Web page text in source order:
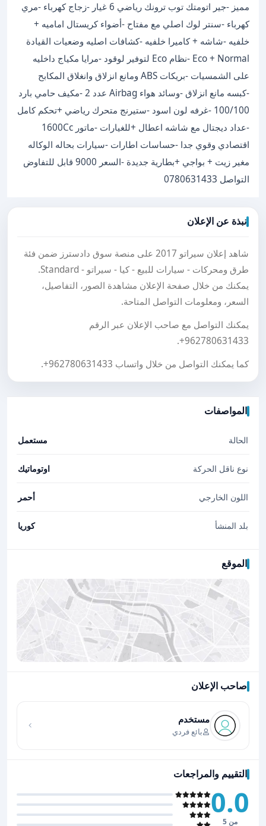
مميز -جير اتومتك توب ترونك رياضي 6 غيار -زجاج كهرباء -مري
كهرباء -سنتر لوك اصلي مع مفتاح -أضواء كريستال اماميه +
خلفيه -شاشه + كاميرا خلفيه -كشافات اصليه وضعيات القيادة
Eco + Normal -نظام Eco لتوفير لوقود -مرايا مكياج داخليه
على الشمسيات -بريكات ABS ومانع انزلاق وانغلاق المكابح
-كبسه مانع انزلاق -وسائد هواء Airbag عدد 2 -مكيف حامي بارد
100/100 -غرفه لون اسود -ستيرنج متحرك رياضي +تحكم كامل
-عداد ديجتال مع شاشه اعطال +للغيارات -ماتور 1600Cc
اقتصادي وقوي جدا -حساسات اطارات -سيارات بحاله الوكاله
مغير زيت + بواجي +بطارية جديدة -السعر 9000 قابل للتفاوض
التواصل 0780631433
نبذة عن الإعلان
شاهد إعلان سيراتو 2017 على منصة سوق دادسترز ضمن فئة
طرق ومحركات - سيارات للبيع - كيا - سيراتو - Standard.
يمكنك من خلال صفحة الإعلان مشاهدة الصور، التفاصيل،
السعر، ومعلومات التواصل المتاحة.
يمكنك التواصل مع صاحب الإعلان عبر الرقم
+962780631433
.
كما يمكنك التواصل من خلال واتساب +962780631433
.
المواصفات
الحالة مستعمل
نوع ناقل الحركة اوتوماتيك
اللون الخارجي أحمر
بلد المنشأ كوريا
الموقع
صاحب الإعلان
مستخدم
بائع فردي
التقييم والمراجعات
0.0
من 5